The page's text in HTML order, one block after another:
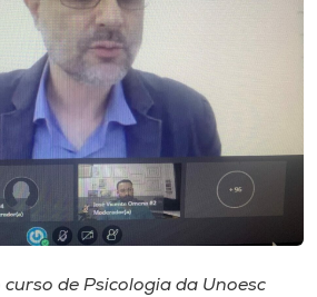
de Psicologia da Unoesc